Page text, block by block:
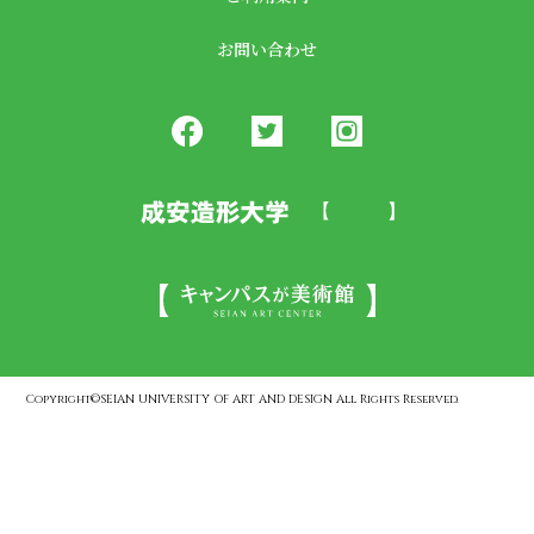
お問い合わせ
Copyright©SEIAN UNIVERSITY OF ART AND DESIGN All Rights Reserved.